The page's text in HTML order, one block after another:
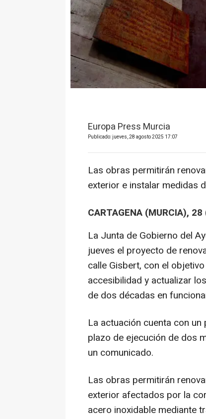
Europa Press Murcia
Publicado: jueves, 28 agosto 2025 17:07
Las obras permitirán
exterior e instalar medidas
CARTAGENA (MURCIA), 28
La Junta de Gobierno del
jueves el proyecto de
calle Gisbert, con el
accesibilidad y actualizar
de dos décadas en
La actuación cuenta con
plazo de ejecución de dos
un comunicado.
Las obras permitirán
exterior afectados por la
acero inoxidable mediante